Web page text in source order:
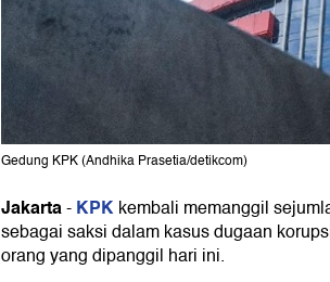
Gedung KPK (Andhika Prasetia/detikcom)
Jakarta-KPKkembali memanggil
sebagai saksi dalam kasus dugaan
orang yang dipanggil hari ini.